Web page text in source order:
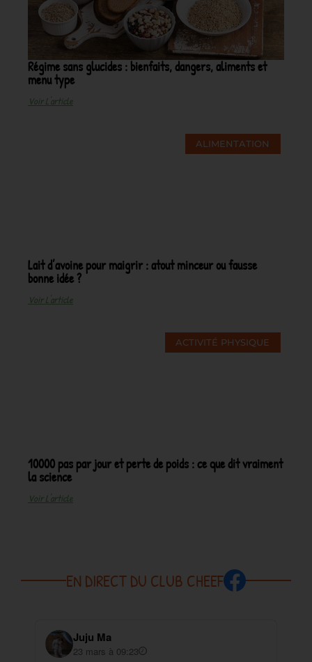
Régime sans glucides : bienfaits, dangers, aliments et
menu type
Voir L'article
ALIMENTATION
Lait d’avoine pour maigrir : atout minceur ou fausse
bonne idée ?
Voir L'article
ACTIVITÉ PHYSIQUE
10000 pas par jour et perte de poids : ce que dit vraiment
la science
Voir L'article
EN DIRECT DU CLUB CHEEF
Juju Ma
23 mars à 09:23